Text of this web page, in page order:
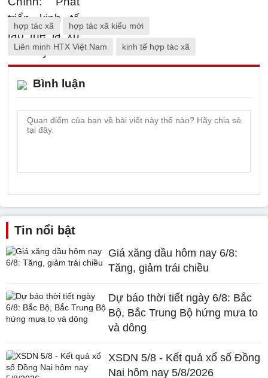
hợp tác xã hợp tác xã kiểu mới
Liên minh HTX Việt Nam kinh tế hợp tác xã
Bình luận
Tin nổi bật
Giá xăng dầu hôm nay 6/8:
Tăng, giảm trái chiều
Dự báo thời tiết ngày 6/8: Bắc
Bộ, Bắc Trung Bộ hứng mưa to
và dông
XSDN 5/8 - Kết quả xổ số Đồng
Nai hôm nay 5/8/2026